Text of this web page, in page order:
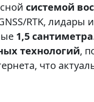
системой
RTK, лидары
1,5 сантиметра
технологий,
что